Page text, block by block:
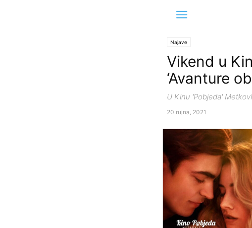
Najave
Vikend u
‘Avanture
U Kinu 'Pobjeda'
20 rujna, 2021